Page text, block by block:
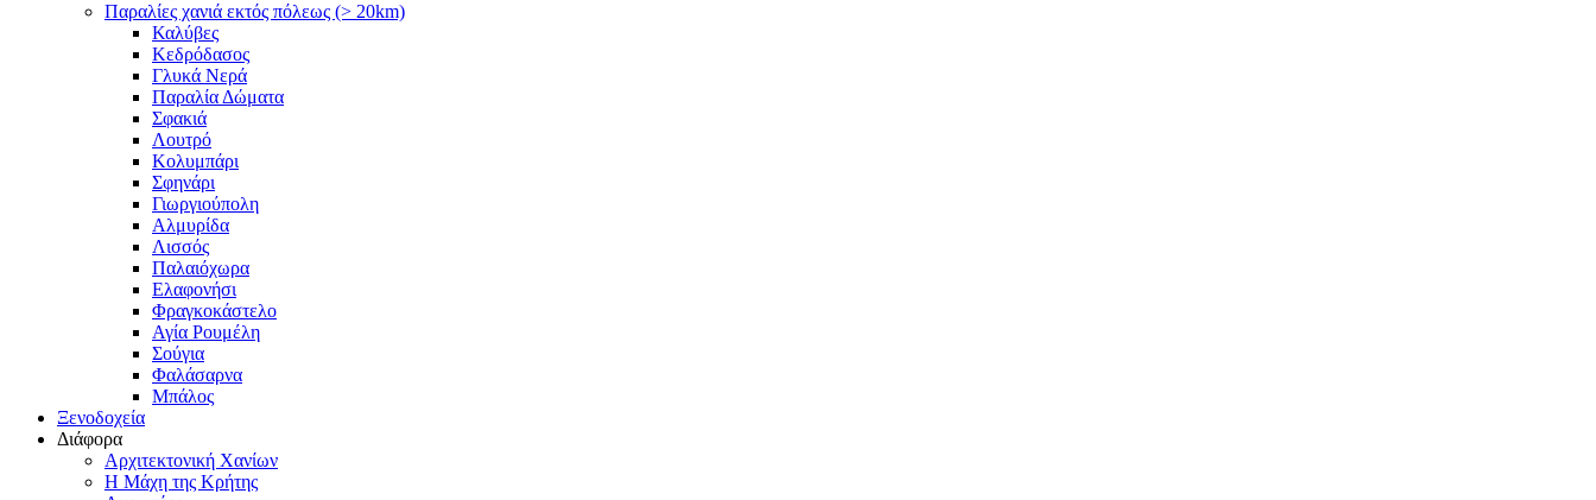
Παραλίες χανιά εκτός πόλεως (> 20km)
Καλύβες
Κεδρόδασος
Γλυκά Νερά
Παραλία Δώματα
Σφακιά
Λουτρό
Κολυμπάρι
Σφηνάρι
Γιωργιούπολη
Αλμυρίδα
Λισσός
Παλαιόχωρα
Ελαφονήσι
Φραγκοκάστελο
Αγία Ρουμέλη
Σούγια
Φαλάσαρνα
Μπάλος
Ξενοδοχεία
Διάφορα
Αρχιτεκτονική Χανίων
Η Μάχη της Κρήτης